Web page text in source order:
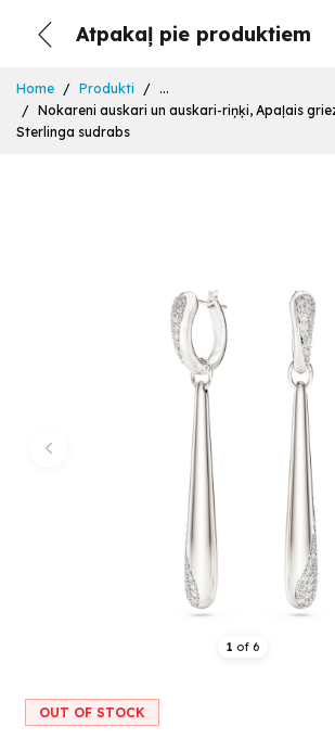
Atpakaļ pie produktiem
Home Produkti
...
Nokareni auskari un auskari-riņķi, Apaļais
Sterlinga sudrabs
1 of 6
OUT OF STOCK